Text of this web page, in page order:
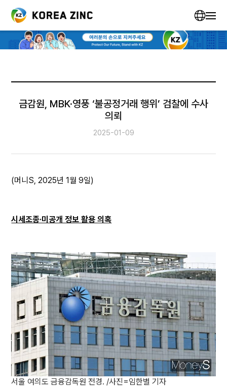
금감원, MBK·영풍 ‘불공정거래 행위’ 검찰에 수사
의뢰
2025-01-09
(머니S, 2025년 1월 9일)
시세조종·미공개 정보 활용 의혹
서울 여의도 금융감독원 전경. /사진=임한별 기자